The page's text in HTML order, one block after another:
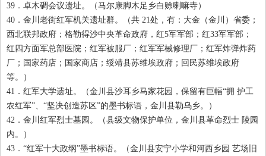
39 ．卓木碉会议遗址。（马尔康脚木足乡白赊喇嘛寺）
40 ．金川老街红军机关遗址群。（共 21 处，有：大金（金川）省委；
西北联邦政府；格勒得沙中央革命政府，红5军军部；红33军军部；
红四方面军总部医院；红军被服厂；红军军械修理厂；红军炸弹炸药
厂；国家药店；国家商店；绥靖县苏维埃政府；回民苏维埃政府
等。）
41 ．红军大学遗址。（金川县沙耳乡马家花园，保留有巨幅“拥 护工
农红军”、“坚决创造苏区”的墨书标语，金川县勒乌乡。）
42 ．金川红军烈士墓园。（县级文物保护单位，金川县革命烈士 陵园
内。）
43 ．“红军十大政纲”墨书标语。（金川县安宁小学和河西乡园 艺场旧